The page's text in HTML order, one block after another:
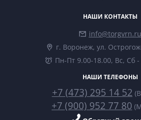
НАШИ КОНТАКТЫ
info@torgvrn.ru
г. Воронеж, ул.
Пн-Пт 9.00-18.00, Вс, Сб
НАШИ ТЕЛЕФОНЫ
+7 (473) 295 14 52
+7 (900) 952 77 80